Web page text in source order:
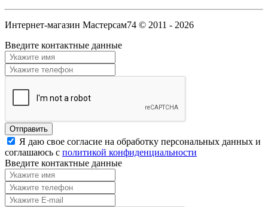
Интернет-магазин Мастерсам74 © 2011 - 2026
Введите контактные данные
Я даю свое согласие на обработку персональных данных и
соглашаюсь с политикой конфиденциальности
Введите контактные данные